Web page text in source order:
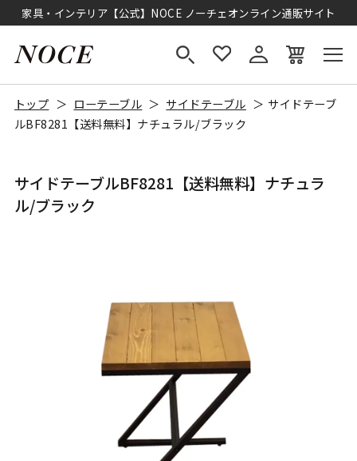
家具・インテリア【公式】NOCE ノーチェオンライン通販サイト
トップ ローテーブル サイドテーブル
サイドテーブ
ルBF8281【送料無料】ナチュラル/ブラック
サイドテーブルBF8281【送料無料】ナチュラ
ル/ブラック